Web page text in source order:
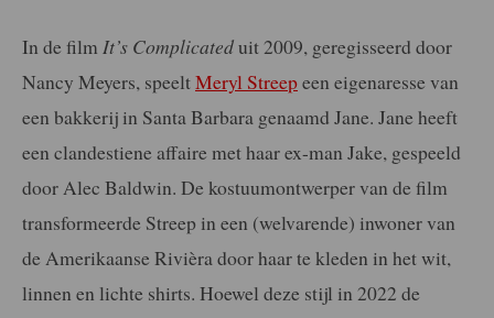
In de film It’s Complicateduit 2009, geregisseerd door
Nancy Meyers, speeltMeryl Streepeen eigenaresse van
een bakkerij in Santa Barbara genaamd Jane. Jane heeft
een clandestiene affaire met haar ex-man Jake, gespeeld
door Alec Baldwin. De kostuumontwerper van de film
transformeerde Streep in een (welvarende) inwoner van
de Amerikaanse Rivièra door haar te kleden in het wit,
linnen en lichte shirts. Hoewel deze stijl in 2022 de